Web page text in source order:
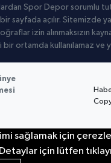
Spor Depor sorumlu
sayfada açılır. Sitemizde
izin alınmaksızın
bir ortamda kullanılamaz ve
sağlamak için
için lütfen